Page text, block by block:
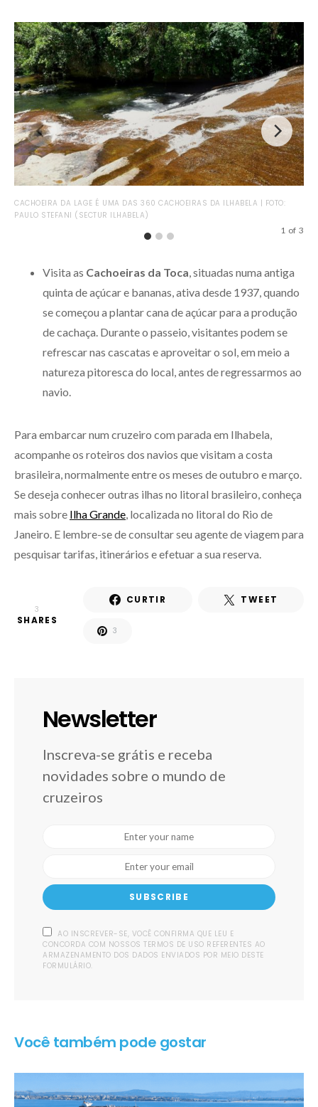
CACHOEIRA DA LAGE É UMA DAS 360 CACHOEIRAS DA ILHABELA | FOTO:
PAULO STEFANI (SECTUR ILHABELA)
1 of 3
Visita as Cachoeiras da Toca , situadas numa antiga
quinta de açúcar e bananas, ativa desde 1937, quando
se começou a plantar cana de açúcar para a produção
de cachaça. Durante o passeio, visitantes podem se
refrescar nas cascatas e aproveitar o sol, em meio a
natureza pitoresca do local, antes de regressarmos ao
navio.
Para embarcar num cruzeiro com parada em Ilhabela,
acompanhe os roteiros dos navios que visitam a costa
brasileira, normalmente entre os meses de outubro e março.
Se deseja conhecer outras ilhas no litoral brasileiro, conheça
mais sobre Ilha Grande , localizada no litoral do Rio de
Janeiro. E lembre-se de consultar seu agente de viagem para
pesquisar tarifas, itinerários e efetuar a sua reserva.
3
SHARES
CURTIR TWEET
3
Newsletter
Inscreva-se grátis e receba
novidades sobre o mundo de
cruzeiros
SUBSCRIBE
AO INSCREVER-SE, VOCÊ CONFIRMA QUE LEU E
CONCORDA COM NOSSOS TERMOS DE USO REFERENTES AO
ARMAZENAMENTO DOS DADOS ENVIADOS POR MEIO DESTE
FORMULÁRIO.
Você também pode gostar